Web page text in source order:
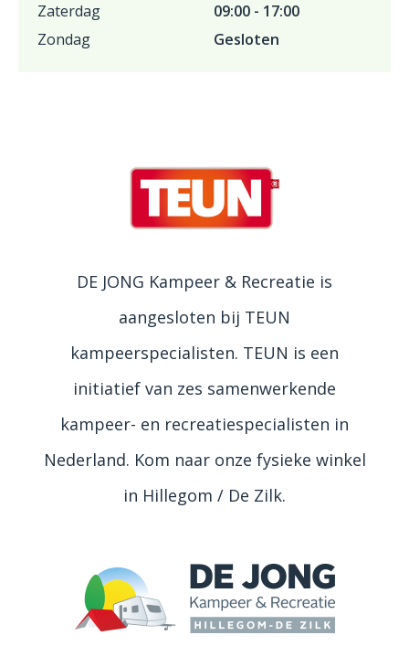
Zaterdag
09:00 - 17:00
Zondag
Gesloten
DE JONG Kampeer & Recreatie is
aangesloten bij TEUN
kampeerspecialisten. TEUN is een
initiatief van zes samenwerkende
kampeer- en recreatiespecialisten in
Nederland. Kom naar onze fysieke winkel
in Hillegom / De Zilk.